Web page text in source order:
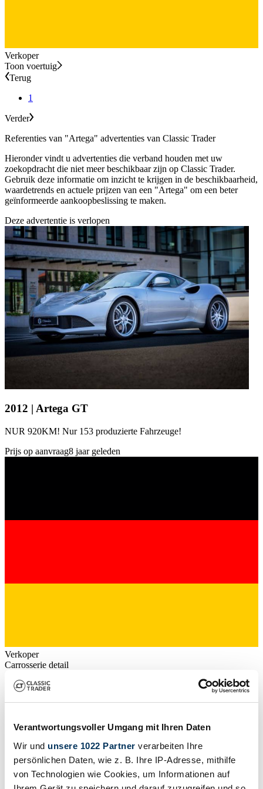
Verantwortungsvoller Umgang mit Ihren Daten
Wir und unsere 1022 Partner verarbeiten Ihre
persönlichen Daten, wie z. B. Ihre IP-Adresse, mithilfe
von Technologien wie Cookies, um Informationen auf
Verkoper
Toon voertuig
Terug
1
Verder
Referenties van "Artega" advertenties van Classic Trader
Hieronder vindt u advertenties die verband houden met uw
zoekopdracht die niet meer beschikbaar zijn op Classic Trader.
Gebruik deze informatie om inzicht te krijgen in de beschikbaarheid,
waardetrends en actuele prijzen van een "Artega" om een beter
geïnformeerde aankoopbeslissing te maken.
Deze advertentie is verlopen
2012 | Artega GT
NUR 920KM! Nur 153 produzierte Fahrzeuge!
Prijs op aanvraag8 jaar geleden
Verkoper
Carrosserie detail
Kilometerstand (lezen)